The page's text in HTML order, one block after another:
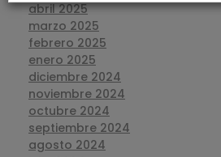
abril 2025
marzo 2025
febrero 2025
enero 2025
diciembre 2024
noviembre 2024
octubre 2024
septiembre 2024
agosto 2024